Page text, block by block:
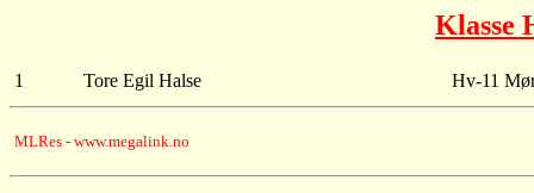
Klasse
1 Tore Egil Halse Hv-11
MLRes - www.megalink.no